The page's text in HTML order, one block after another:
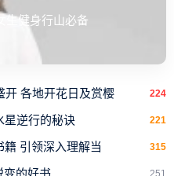
生健身行山必备
开 各地开花日及赏樱 224
星逆行的秘诀 221
籍 引领深入理解当 315
变的好书 251